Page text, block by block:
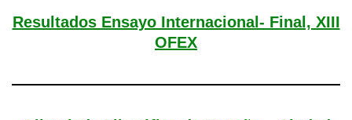
Resultados Ensayo Internacional- Final, XIII
OFEX